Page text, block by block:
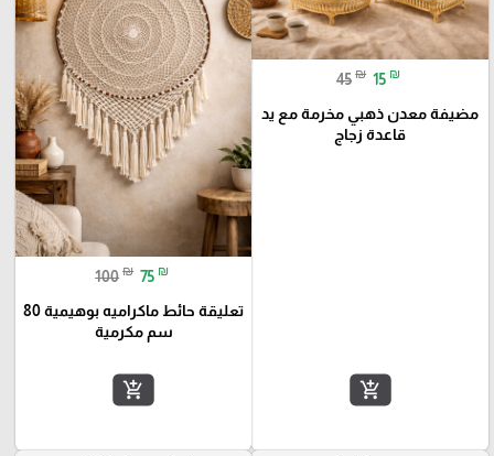
45 ₪ 15 ₪
مضيفة معدن ذهبي مخرمة مع يد
قاعدة زجاج
add_shopping_cart
100 ₪ 75 ₪
تعليقة حائط ماكراميه بوهيمية 80
سم مكرمية
add_shopping_cart